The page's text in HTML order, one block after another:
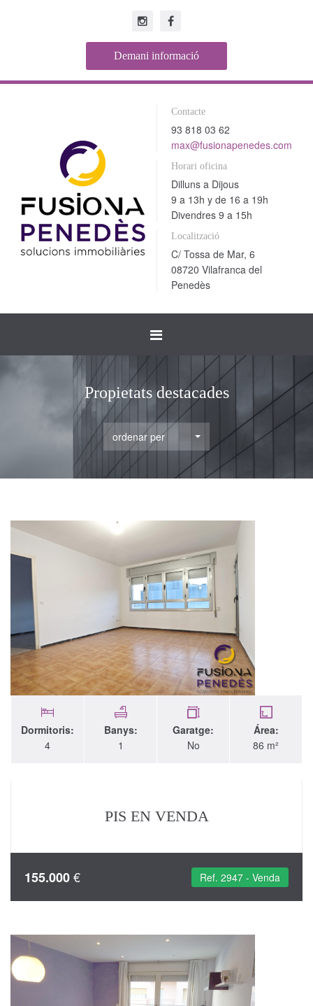
Demani informació
Contacte
93 818 03 62
max@fusionapenedes.com
Horari oficina
Dilluns a Dijous
9 a 13h y de 16 a 19h
Divendres 9 a 15h
Localització
C/ Tossa de Mar, 6
08720 Vilafranca del
Penedès
Toggle
navigation
Propietats destacades
ordenar per
Dormitoris:
4
Banys:
1
Garatge:
No
Área:
86 m²
PIS EN VENDA
155.000€ Ref. 2947 - Venda